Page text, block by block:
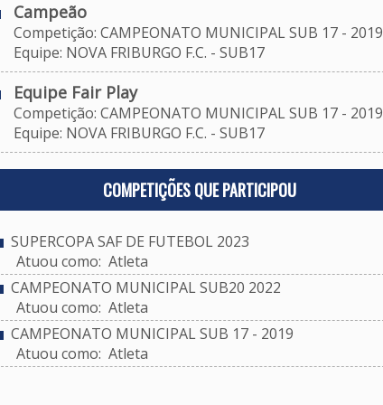
Campeão
Competição: CAMPEONATO MUNICIPAL SUB 17 - 2019
Equipe: NOVA FRIBURGO F.C. - SUB17
Equipe Fair Play
Competição: CAMPEONATO MUNICIPAL SUB 17 - 2019
Equipe: NOVA FRIBURGO F.C. - SUB17
COMPETIÇÕES QUE PARTICIPOU
SUPERCOPA SAF DE FUTEBOL 2023
Atuou como: Atleta
CAMPEONATO MUNICIPAL SUB20 2022
Atuou como: Atleta
CAMPEONATO MUNICIPAL SUB 17 - 2019
Atuou como: Atleta